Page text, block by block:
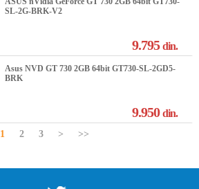
SL-2G-BRK-V2
9.795din.
Asus NVD GT 730 2GB 64bit GT730-SL-2GD5-
BRK
9.950din.
1 2 3 > >>